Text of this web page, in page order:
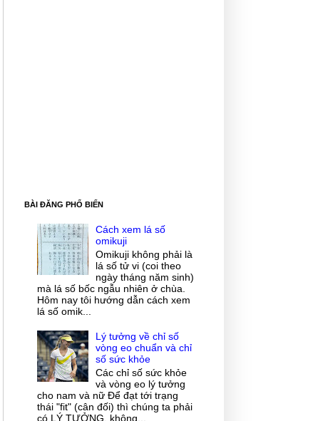
BÀI ĐĂNG PHỔ BIẾN
Cách xem lá số
omikuji
Omikuji không phải là
lá số tử vi (coi theo
ngày tháng năm sinh)
mà lá số bốc ngẫu nhiên ở chùa.
Hôm nay tôi hướng dẫn cách xem
lá số omik...
Lý tưởng về chỉ số
vòng eo chuẩn và chỉ
số sức khỏe
Các chỉ số sức khỏe
và vòng eo lý tưởng
cho nam và nữ Để đạt tới trạng
thái "fit" (cân đối) thì chúng ta phải
có LÝ TƯỞNG, không...